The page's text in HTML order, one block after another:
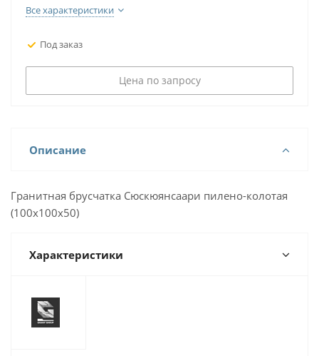
Все характеристики
Под заказ
Цена по запросу
Описание
Гранитная брусчатка Сюскюянсаари пилено-колотая
(100х100х50)
Характеристики